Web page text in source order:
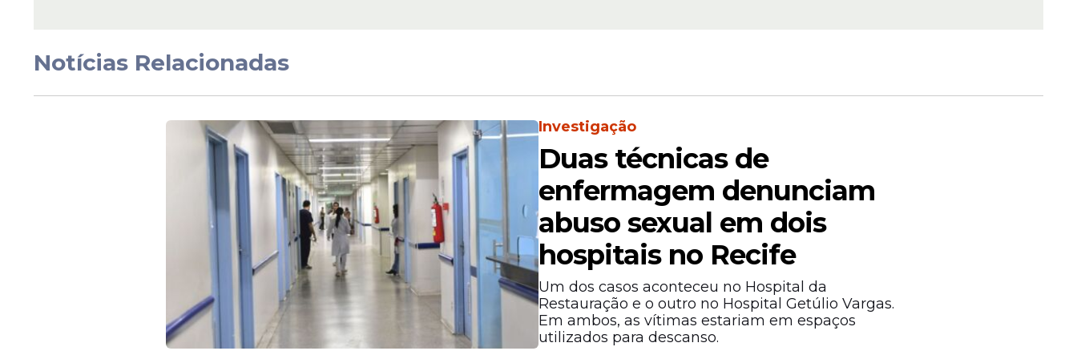
Notícias Relacionadas
Investigação
Duas técnicas de
enfermagem denunciam
abuso sexual em dois
hospitais no Recife
Um dos casos aconteceu no Hospital da
Restauração e o outro no Hospital Getúlio Vargas.
Em ambos, as vítimas estariam em espaços
utilizados para descanso.